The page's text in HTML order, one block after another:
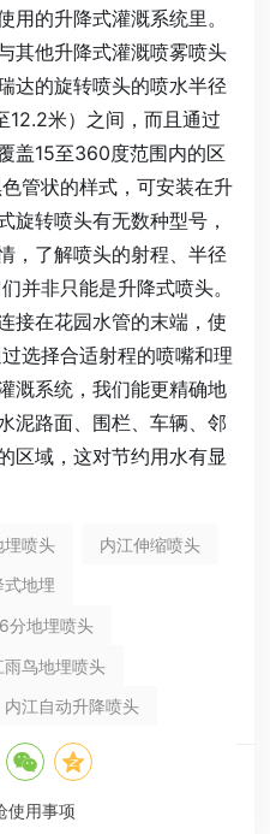
用的升降式灌溉系统里。
其他升降式灌溉喷雾喷头
达的旋转喷头的喷水半径
米）之间，而且通过
盖15至360度范围内的区
管状的样式，可安装在升
旋转喷头有无数种型号，
，了解喷头的射程、半径
并非只能是升降式喷头。
接在花园水管的末端，使
选择合适射程的喷嘴和理
溉系统，我们能更精确地
泥路面、围栏、车辆、邻
区域，这对节约用水有显
埋喷头
内江伸缩喷头
式地埋
分地埋喷头
雨鸟地埋喷头
内江自动升降喷头
使用事项